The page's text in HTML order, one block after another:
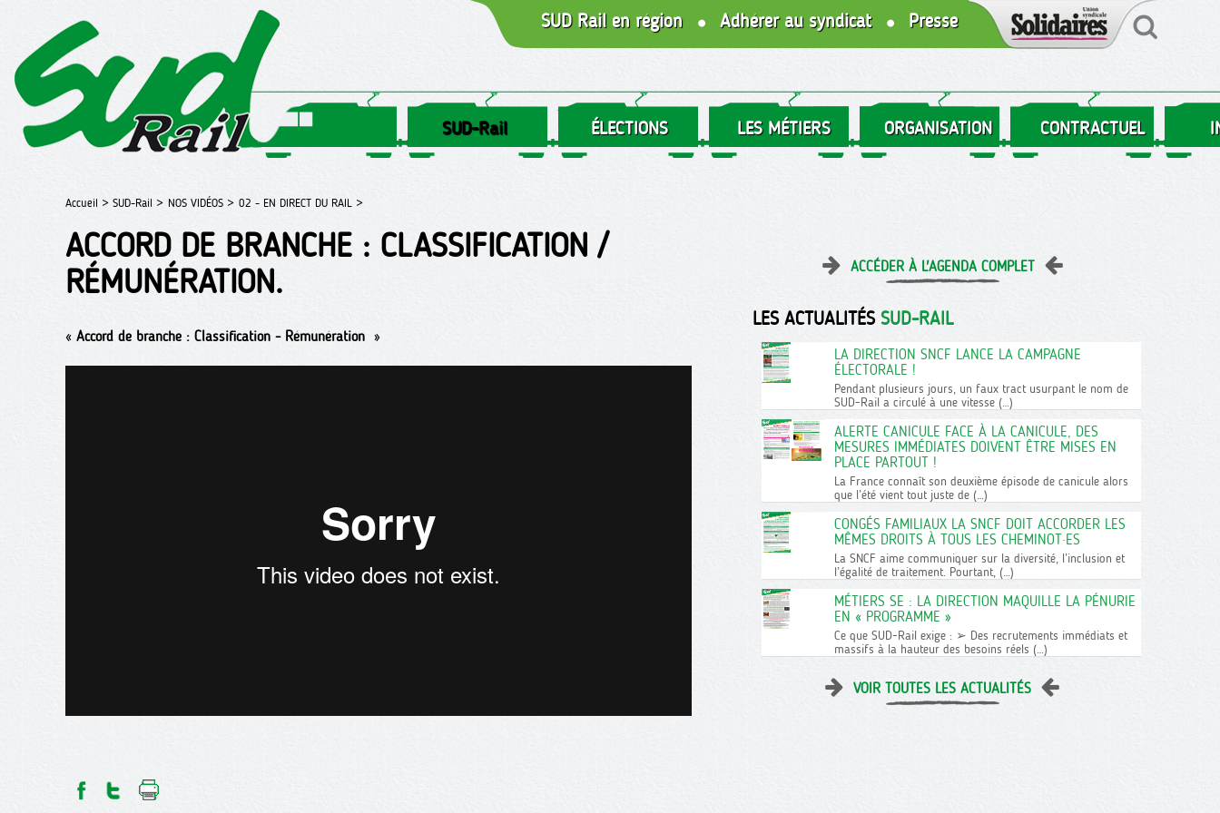
SUD Rail en région Adhérer au syndicat Presse
SUD-Rail ÉLECTIONS LES MÉTIERS ORGANISATION CONTRACTUEL
Accueil > SUD-Rail > NOS VIDÉOS > 02 - EN DIRECT DU RAIL >
ACCORD DE BRANCHE : CLASSIFICATION /
RÉMUNÉRATION.
« Accord de branche : Classification - Rémunération »
ACCÉDER À L'AGENDA COMPLET
LES ACTUALITÉS SUD-RAIL
LA DIRECTION SNCF LANCE LA CAMPAGNE
ÉLECTORALE !
Pendant plusieurs jours, un faux tract usurpant le nom de
SUD-Rail a circulé à une vitesse (…)
ALERTE CANICULE FACE À LA CANICULE, DES
MESURES IMMÉDIATES DOIVENT ÊTRE MISES EN
PLACE PARTOUT !
La France connaît son deuxième épisode de canicule alors
que l’été vient tout juste de (…)
CONGÉS FAMILIAUX LA SNCF DOIT ACCORDER LES
MÊMES DROITS À TOUS LES CHEMINOT·ES
La SNCF aime communiquer sur la diversité, l’inclusion et
l’égalité de traitement. Pourtant, (…)
MÉTIERS SE : LA DIRECTION MAQUILLE LA PÉNURIE
EN « PROGRAMME »
Ce que SUD-Rail exige : ➢ Des recrutements immédiats et
massifs à la hauteur des besoins réels (…)
VOIR TOUTES LES ACTUALITÉS